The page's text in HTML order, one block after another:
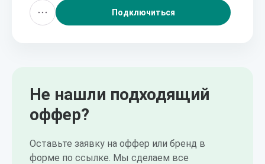
Подключиться
Не нашли подходящий
оффер?
Оставьте заявку на оффер или бренд в
форме по ссылке. Мы сделаем все